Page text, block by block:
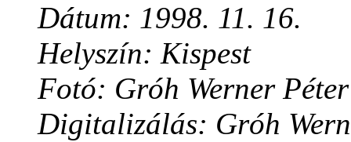
Dátum: 1998. 11. 16.
Helyszín: Kispest
Fotó: Gróh Werner Péter
Digitalizálás: Gróh